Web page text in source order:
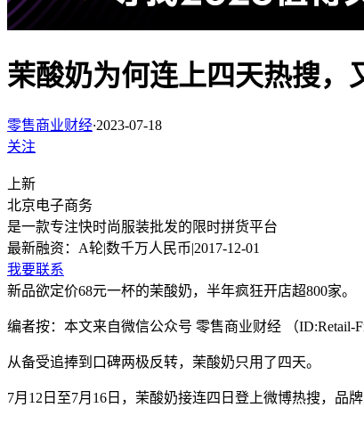
茉酸奶为何连上四天热搜，
零售商业财经·2023-07-18
关注
上新
北京电子商务
是一款专注快时尚服装批发的限时拼货平台
最新融资： A轮|数千万人民币|2017-12-01
我要联系
新品欲定价68元一杯的茉酸奶，半年疯狂开店超800家。
编者按：本文来自微信公众号 零售商业财经 （ID:Retail-
从备受追捧到口碑两极反转，茉酸奶只用了四天。
7月12日至7月16日，茉酸奶接连四日登上微博热搜，品